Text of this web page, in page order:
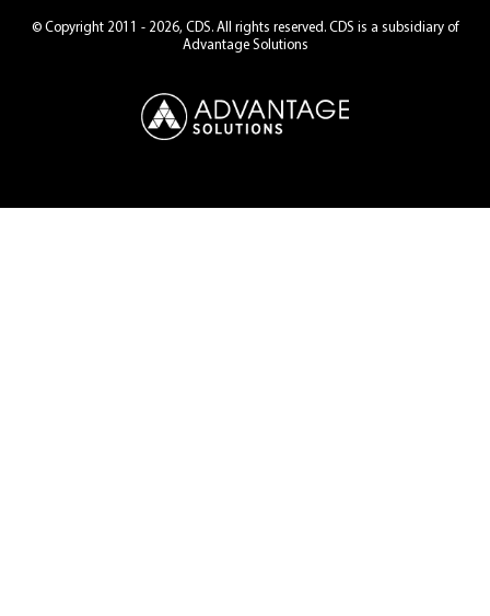
© Copyright 2011 - 2026, CDS. All rights reserved. CDS is a subsidiary of
Advantage Solutions